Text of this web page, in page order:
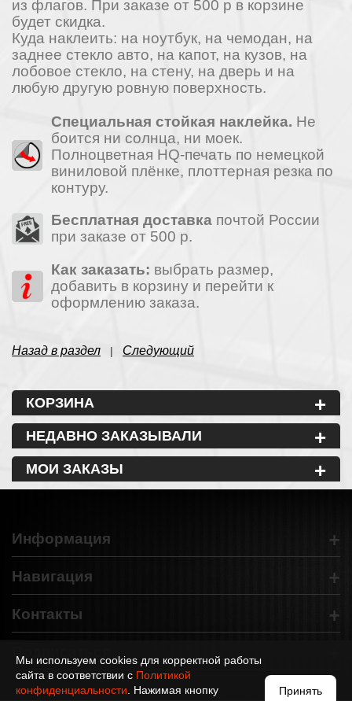
из флагов. При заказе от 500 р в корзине
будет скидка.
Куда наклеить: на ноутбук, на чемодан, на
заднее стекло авто, на капот, на кузов, на
лобовое стекло, на стену, на дверь и на
любую другую ровную поверхность.
Специальная стойкая наклейка. Не
боится ни солнца, ни моек.
Полноцветная HQ-печать по немецкой
виниловой плёнке, плоттерная резка по
контуру.
Бесплатная доставка почтой России
при заказе от 500 р.
Как заказать: выбрать размер,
добавить в корзину и перейти к
оформлению заказа.
Назад в раздел | Следующий
КОРЗИНА +
НЕДАВНО ЗАКАЗЫВАЛИ +
МОИ ЗАКАЗЫ +
Информация +
Навигация +
Контакты +
Подписаться
Мы используем cookies для корректной работы
сайта в соответствии с Политикой
конфиденциальности . Нажимая кнопку
Принять